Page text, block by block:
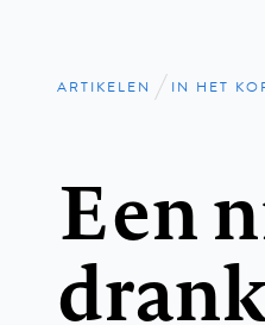
Kruimelpad
ARTIKELEN IN HET
Een